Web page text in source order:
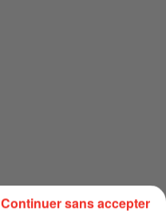
Continuer sans accepter